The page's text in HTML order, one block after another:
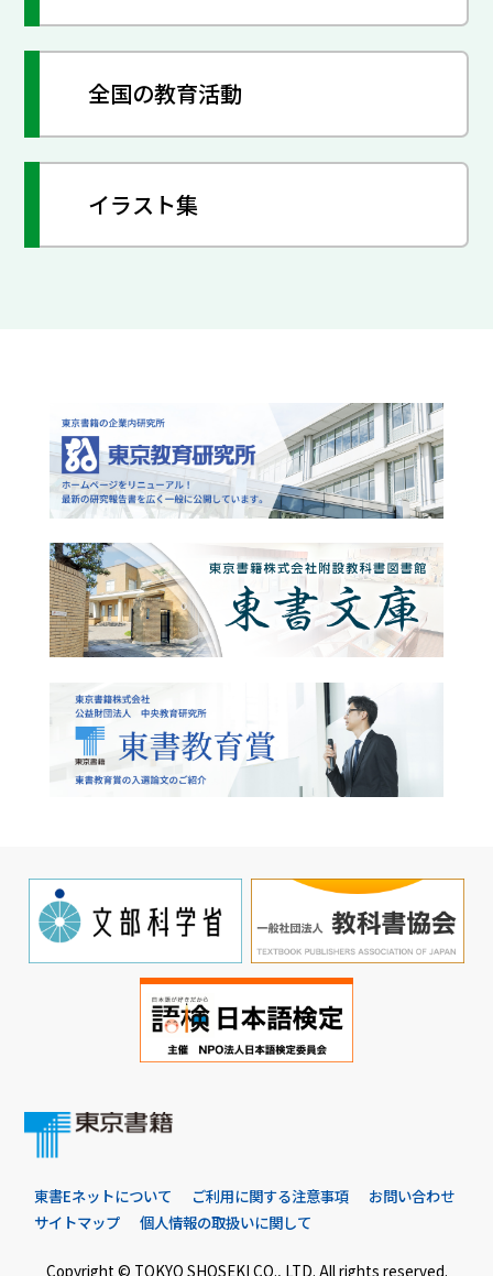
全国の教育活動
イラスト集
東書Eネットについて ご利用に関する注意事項
お問い合わせ
サイトマップ
個人情報の取扱いに関して
Copyright © TOKYO SHOSEKI CO., LTD. All rights reserved.